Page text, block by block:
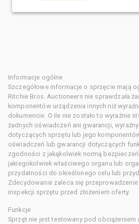
Informacje ogólne
Szczegółowe informacje o sprzęcie mają
Ritchie Bros. Auctioneers nie sprawdzała
komponentów urządzenia innych niż
dokumencie. O ile nie zostało to wyraźnie
żadnych oświadczeń ani gwarancji,
dotyczących sprzętu lub jego
oświadczeń lub gwarancji dotyczących
zgodności z jakąkolwiek normą
jakiegokolwiek właściwego organu lub
przydatności do określonego celu lub
Zdecydowanie zaleca się przeprowadzenie
inspekcji sprzętu przed złożeniem oferty.
Funkcje
Sprzęt nie jest testowany pod obciążeniem